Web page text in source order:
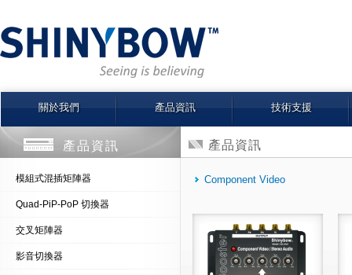
關於我們 產品資訊 技術支援
產品資訊
模組式混插矩陣器
Quad-PiP-PoP 切換器
交叉矩陣器
影音切換器
產品資訊
Component Video